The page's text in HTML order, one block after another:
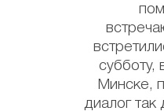
субботу,
Минске,
диалог так